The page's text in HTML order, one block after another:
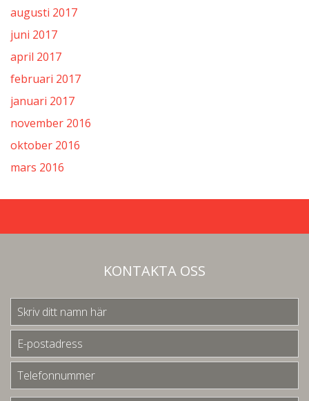
augusti 2017
juni 2017
april 2017
februari 2017
januari 2017
november 2016
oktober 2016
mars 2016
KONTAKTA OSS